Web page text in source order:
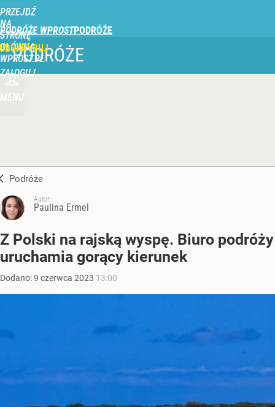
PRZEJDŹ
NA
STRONĘ
GŁÓWNĄ
WPROST.PL
PODRÓŻE WPROST
ZALOGUJ
MENU
PODRÓŻE
Podróże
Autor:
Paulina Ermel
Z Polski na rajską wyspę. Biuro podróży
uruchamia gorący kierunek
Dodano:9 czerwca 2023 13:00